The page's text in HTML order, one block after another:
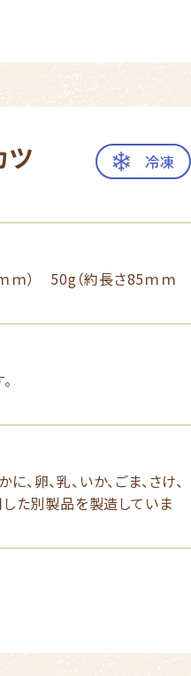
ツ 冷凍
） 50g（約長さ85ｍｍ
卵、乳、いか、ごま、さけ、
した別製品を製造していま